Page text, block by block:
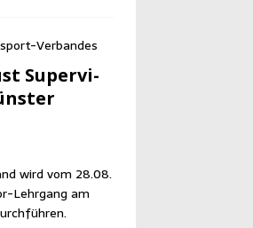
Super­vi­
wird vom 28.08.
Lehr­gang am